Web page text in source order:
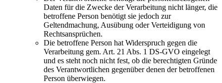
Daten für die Zwecke der Verarbeitung nicht länger, die
betroffene Person benötigt sie jedoch zur
Geltendmachung, Ausübung oder Verteidigung von
Rechtsansprüchen.
Die betroffene Person hat Widerspruch gegen die
Verarbeitung gem. Art. 21 Abs. 1 DS-GVO eingelegt
und es steht noch nicht fest, ob die berechtigten Gründe
des Verantwortlichen gegenüber denen der betroffenen
Person überwiegen.